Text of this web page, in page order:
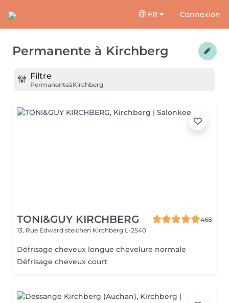
FR Connexion
Permanente à Kirchberg
Filtre
PermanenteàKirchberg
TONI&GUY KIRCHBERG
468
13, Rue Edward steichen Kirchberg L-2540
Défrisage cheveux longue chevelure normale
Défrisage cheveux court